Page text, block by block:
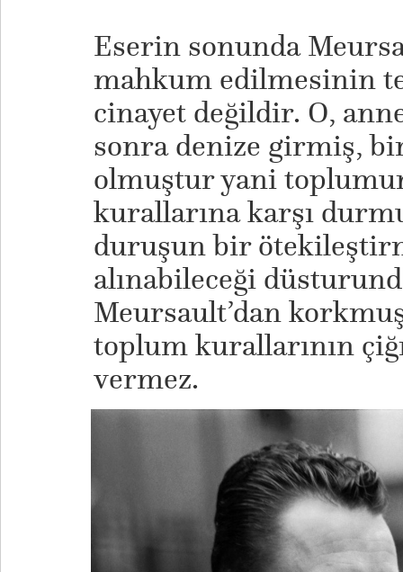
Eserin sonunda
mahkum edilmesinin
cinayet değildir. O,
sonra denize girmiş,
olmuştur yani
kurallarına karşı
duruşun bir
alınabileceği
Meursault’dan
toplum kurallarının
vermez.